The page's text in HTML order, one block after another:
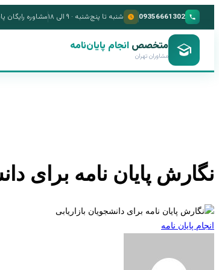
09356661302 شنبه تا پنج‌شنبه · ۹ الی ۱۸ مشاوره رایگان
متخصص انجام پایان‌نامه
مشاوران تهران
نگارش پایان نامه برای
انجام پایان نامه